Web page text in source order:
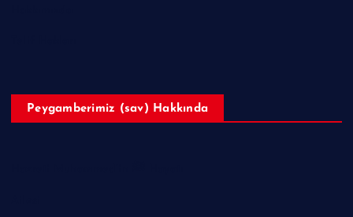
Peygamberimiz (sav) Hakkında